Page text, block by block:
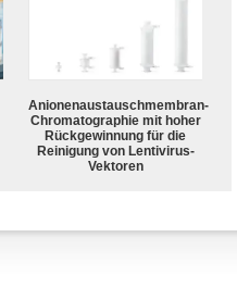
Anionenaustauschmembran-
Chromatographie mit hoher
Rückgewinnung für die
Reinigung von Lentivirus-
Vektoren